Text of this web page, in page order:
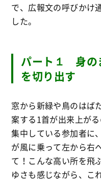
で、広報文の呼びかけ
した。
パート１ 身の
を切り出す
窓から新緑や鳥のはば
案する1首が出来上がる
集中している参加者に
が風に乗って左から右
て！こんな高い所を飛
ゆさも感じながら、こ